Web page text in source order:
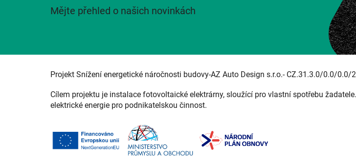
Mějte přehled o našich novinkách
Projekt Snížení energetické náročnosti budovy-AZ Auto Design s.r.o.- CZ.31.3.0/0.0/
Cílem projektu je instalace fotovoltaické elektrárny, sloužící pro vlastní spotřebu
elektrické energie pro podnikatelskou činnost.